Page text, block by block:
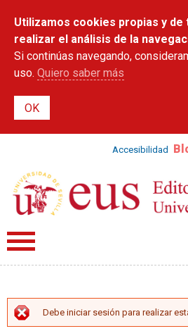
contenido
principal
Utilizamos cookies propias y
realizar el análisis de la
Si continúas navegando,
uso. Quiero saber más
Accesibilidad
MENSAJE DE
Debe iniciar sesión para realizar